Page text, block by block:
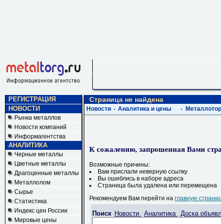
РЕГИСТРАЦИЯ
НОВОСТИ
Рынка металлов
Новости компаний
Информагентства
АНАЛИТИКА
Черные металлы
Цветные металлы
Драгоценные металлы
Металлолом
Сырье
Статистика
Индекс цен России
Мировые цены
Страница не найдена
Новости Аналитика и цены
К сожалению, запрошенная Вами
Возможные причины:
Вам прислали неверную ссылку
Вы ошиблись в наборе адреса
Страница была удалена или перемещена
Рекомендуем Вам перейти на главную
Поиск Новости Аналитика Доска